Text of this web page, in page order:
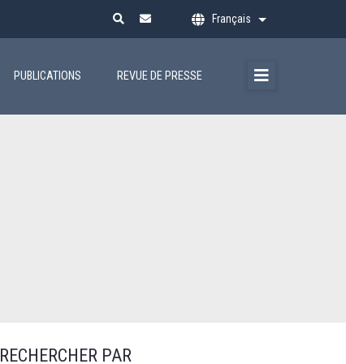
Français Lister les actions
PUBLICATIONS REVUE DE PRESSE
RECHERCHER PAR